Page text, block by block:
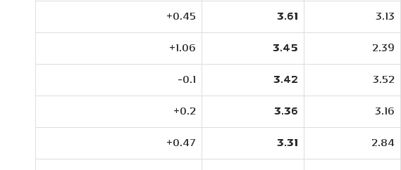
3.13
3.61
0.45+
2.39
3.45
1.06+
3.52
3.42
0.1-
3.16
3.36
0.2+
2.84
3.31
0.47+